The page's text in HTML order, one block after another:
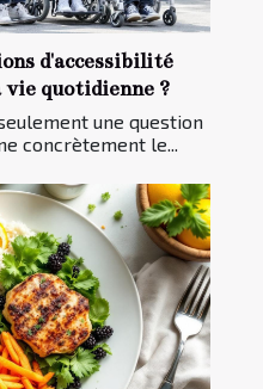
d'accessibilité
quotidienne ?
une question
concrètement le...